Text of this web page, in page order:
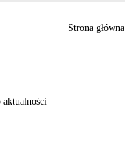
Strona główna
aktualności